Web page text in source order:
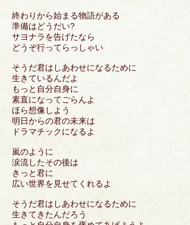
終わりから始まる物語がある
準備はどうだい?
サヨナラを告げたなら
どうぞ行ってらっしゃい
そうだ君はしあわせになるために
生きているんだよ
もっと自分自身に
素直になってごらんよ
ほら想像しよう
明日からの君の未来は
ドラマチックになるよ
嵐のように
涙流したその後は
きっと君に
広い世界を見せてくれるよ
そうだ君はしあわせになるために
生きてきたんだろう